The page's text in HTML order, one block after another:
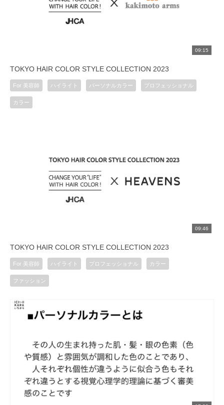
09:15
TOKYO HAIR COLOR STYLE COLLECTION 2023
For 美容師 ハイライト パーソナルカラー プロフェッショナル
カラー
09:46
TOKYO HAIR COLOR STYLE COLLECTION 2023
For 美容師 ハイライト プロフェッショナル カラー
ファッション